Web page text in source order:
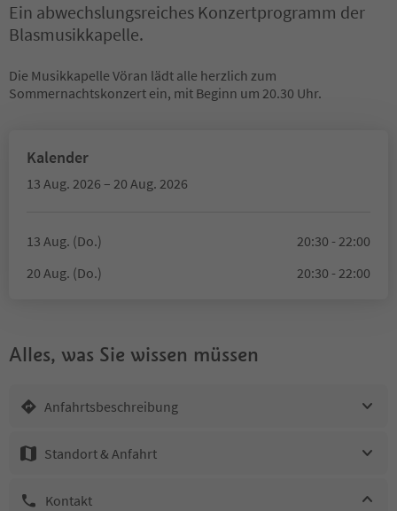
Ein abwechslungsreiches Konzertprogramm der
Blasmusikkapelle.
Die Musikkapelle Vöran lädt alle herzlich zum
Sommernachtskonzert ein, mit Beginn um 20.30 Uhr.
Kalender
13 Aug. 2026 – 20 Aug. 2026
13 Aug. (Do.)
20:30 - 22:00
20 Aug. (Do.)
20:30 - 22:00
Alles, was Sie wissen müssen
Anfahrtsbeschreibung
Standort & Anfahrt
Kontakt